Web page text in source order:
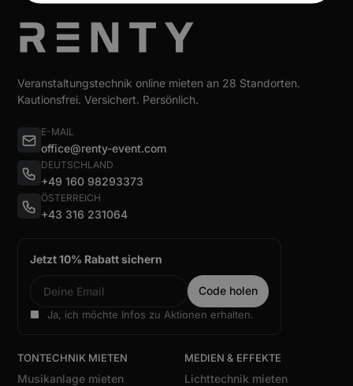
Veranstaltungstechnik online mieten an 28 Standorten.
Kautionsfrei. Versichert. Persönlich.
E-MAIL
office@renty-event.com
DEUTSCHLAND
+49 160 98293373
ÖSTERREICH
+43 316 231064
Jetzt 10% Rabatt sichern
Ja, ich möchte Infos zu Aktionen erhalten.
TONTECHNIK MIETEN
Musikanlage mieten
MEDIEN & EFFEKTE
Lichttechnik mieten